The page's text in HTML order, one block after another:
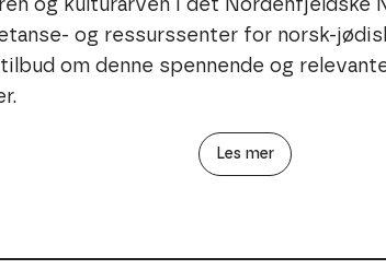
oss i å oppfylle vårt mandat på en
og ressurssenter for norsk-
om denne spennende og
Les mer